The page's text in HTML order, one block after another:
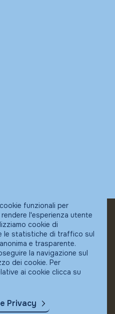
funzionali per
l'esperienza utente
cookie di
le statistiche di traffico sul
e trasparente.
la navigazione sul
dei cookie. Per
ai cookie clicca su
Privacy